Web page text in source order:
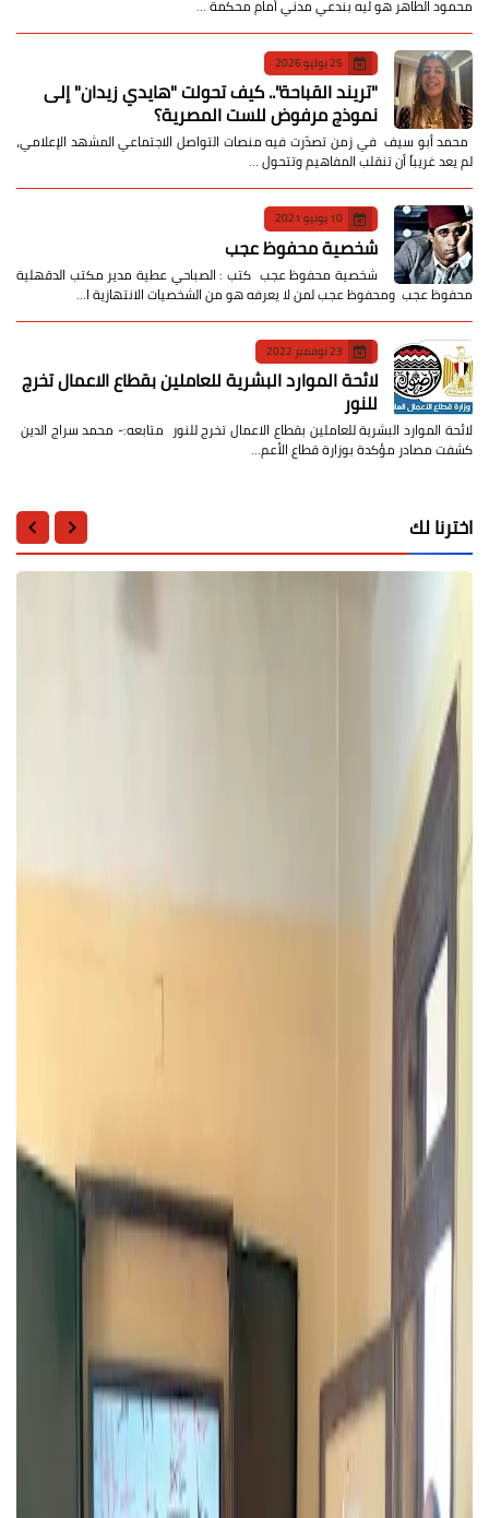
محمود الطاهر هو ليه بندعي مدني أمام محكمة …
25 يوليو 2026
​"تريند القباحة".. كيف تحولت "هايدي زيدان" إلى
نموذج مرفوض للست المصرية؟
​ محمد أبو سيف ​في زمن تصدّرت فيه منصات التواصل الاجتماعي المشهد الإعلامي،
لم يعد غريباً أن تنقلب المفاهيم وتتحول …
10 يونيو 2021
شخصية محفوظ عجب
شخصية محفوظ عجب كتب : الصباحي عطية مدير مكتب الدقهلية
محفوظ عجب ومحفوظ عجب لمن لا يعرفه هو من الشخصيات الانتهازية ا…
23 نوفمبر 2022
لائحة الموارد البشرية للعاملين بقطاع الاعمال تخرج
للنور
لائحة الموارد البشرية للعاملين بقطاع الاعمال تخرج للنور متابعه:- محمد سراج الدين
كشفت مصادر مؤكدة بوزارة قطاع الأعم…
اخترنا لك